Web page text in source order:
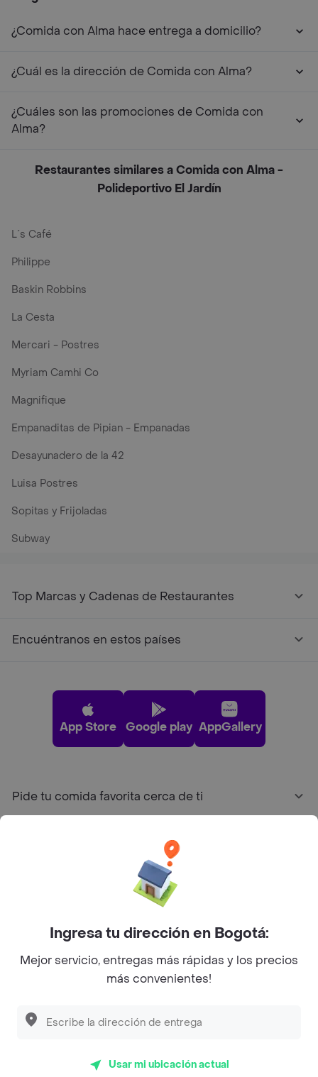
¿Comida con Alma hace entrega a domicilio?
¿Cuál es la dirección de Comida con Alma?
¿Cuáles son las promociones de Comida con
Alma?
Restaurantes similares a Comida con Alma -
Polideportivo El Jardín
L´s Café
Philippe
Baskin Robbins
La Cesta
Mercari - Postres
Myriam Camhi Co
Magnifique
Empanaditas de Pipian - Empanadas
Desayunadero de la 42
Luisa Postres
Sopitas y Frijoladas
Subway
Top Marcas y Cadenas de Restaurantes
Encuéntranos en estos países
App Store Google play AppGallery
Pide tu comida favorita cerca de ti
Sobre Rappi
Facebook
TwitterInstagram
Ingresa tu dirección en Bogotá:
Mejor servicio, entregas más rápidas y los precios
más convenientes!
Usar mi ubicación actual